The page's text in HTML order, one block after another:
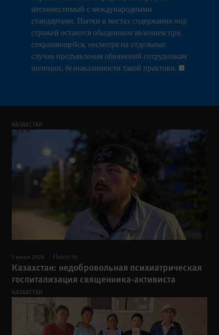
несовместимый с международными
стандартами. Пытки в местах содержания под
стражей остаются обыденным явлением при
сохраняющейся, несмотря на отдельные
случаи предъявления обвинений сотрудникам
полиции, безнаказанности такой практики.
КАЗАХСТАН
1 июня 2026 Новости
Казахстан: недобровольная психиатрическая
госпитализация священника-активиста
КАЗАХСТАН